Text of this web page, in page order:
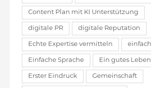
Content Plan mit KI Unterstützung
digitale PR digitale Reputation
Echte Expertise vermitteln
Einfache Sprache Ein gutes Leben
Erster Eindruck Gemeinschaft